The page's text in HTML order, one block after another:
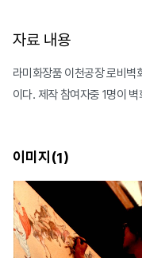
자료 내용
라미화장품 이천공장 로비
이다. 제작 참여자중 1명이
이미지(1)